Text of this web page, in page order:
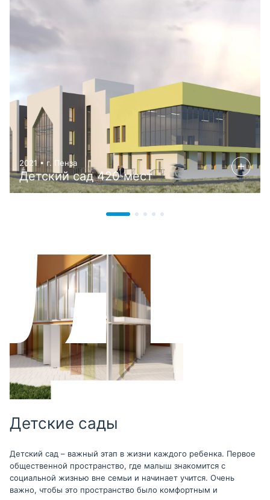
2021 • г. Пенза
Детский сад 420 мест
Детские сады
Детский сад – важный этап в жизни каждого ребенка. Первое
общественной пространство, где малыш знакомится с
социальной жизнью вне семьи и начинает учится. Очень
важно, чтобы это пространство было комфортным и